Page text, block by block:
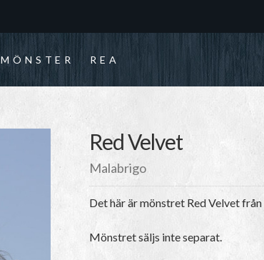
MÖNSTER REA
Red Velvet
Malabrigo
Det här är mönstret Red Velvetfrån
Mönstret säljs inte separat.